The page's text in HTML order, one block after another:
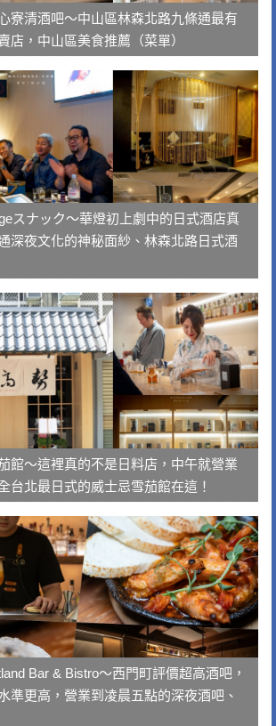
寮清酒吧～中山區林森北路九條通最有
店，中山區美食推薦（菜單）
スナック～華燈初上劇中的日式酒店真
深夜文化的神秘面紗、林森北路日式酒
館～這裡真的不是日料店，中午就營業
台北最日式的威士忌雪茄館在這！
Bar & Bistro～西門町評價超高酒吧，
準更高，營業到凌晨五點的深夜酒吧、